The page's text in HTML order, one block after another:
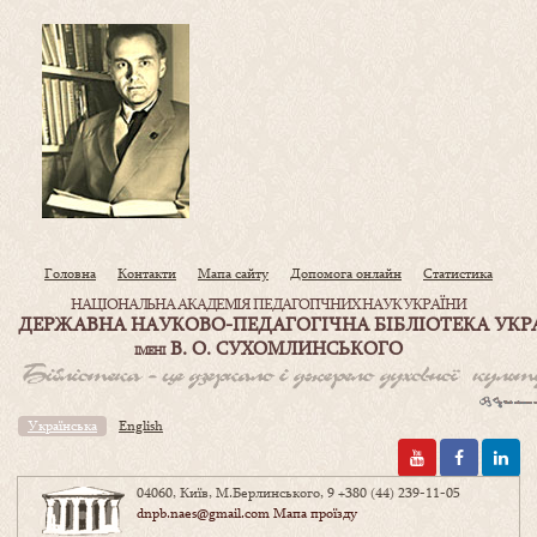
Головна Контакти Мапа сайту Допомога онлайн Статистика
НАЦІОНАЛЬНА АКАДЕМІЯ ПЕДАГОГІЧНИХ НАУК УКРАЇНИ
ДЕРЖАВНА НАУКОВО-ПЕДАГОГІЧНА БІБЛІОТЕКА
ІМЕНІВ. О. СУХОМЛИНСЬКОГО
Українська English
04060, Київ, М.Берлинського, 9+380 (44) 239-11-05
dnpb.naes@gmail.comМапа проїзду